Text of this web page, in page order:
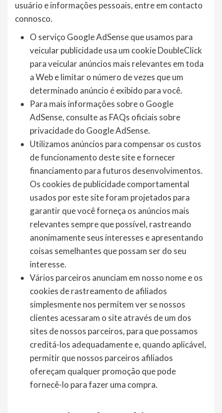
usuário e informações pessoais, entre em contacto
connosco.
O serviço Google AdSense que usamos para
veicular publicidade usa um cookie DoubleClick
para veicular anúncios mais relevantes em toda
a Web e limitar o número de vezes que um
determinado anúncio é exibido para você.
Para mais informações sobre o Google
AdSense, consulte as FAQs oficiais sobre
privacidade do Google AdSense.
Utilizamos anúncios para compensar os custos
de funcionamento deste site e fornecer
financiamento para futuros desenvolvimentos.
Os cookies de publicidade comportamental
usados ​​por este site foram projetados para
garantir que você forneça os anúncios mais
relevantes sempre que possível, rastreando
anonimamente seus interesses e apresentando
coisas semelhantes que possam ser do seu
interesse.
Vários parceiros anunciam em nosso nome e os
cookies de rastreamento de afiliados
simplesmente nos permitem ver se nossos
clientes acessaram o site através de um dos
sites de nossos parceiros, para que possamos
creditá-los adequadamente e, quando aplicável,
permitir que nossos parceiros afiliados
ofereçam qualquer promoção que pode
fornecê-lo para fazer uma compra.